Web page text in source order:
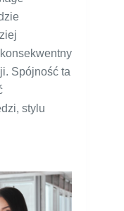
Spójność ta
stylu